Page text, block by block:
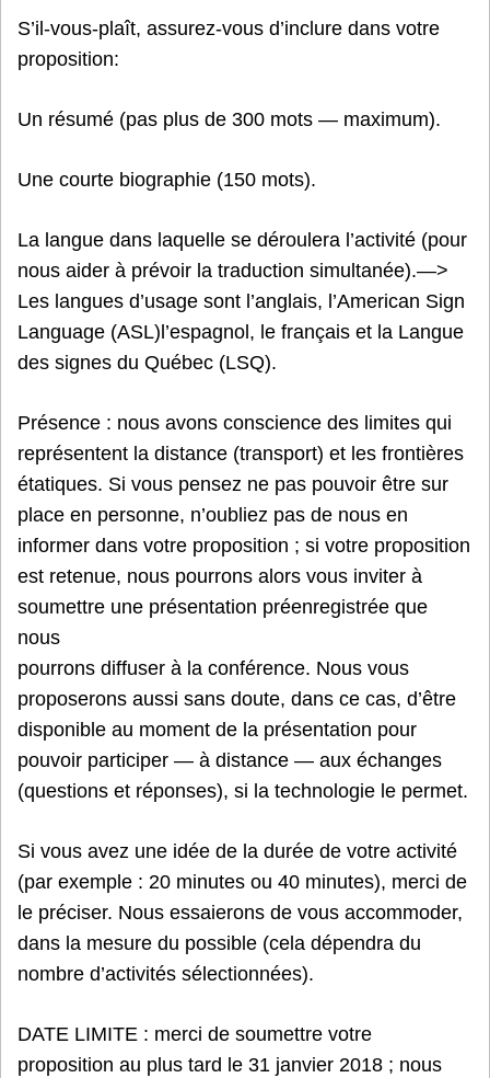
S’il-vous-plaît, assurez-vous d’inclure dans votre
proposition:
Un résumé (pas plus de 300 mots — maximum).
Une courte biographie (150 mots).
La langue dans laquelle se déroulera l’activité (pour
nous aider à prévoir la traduction simultanée).—>
Les langues d’usage sont l’anglais, l’American Sign
Language (ASL)l’espagnol, le français et la Langue
des signes du Québec (LSQ).
Présence : nous avons conscience des limites qui
représentent la distance (transport) et les frontières
étatiques. Si vous pensez ne pas pouvoir être sur
place en personne, n’oubliez pas de nous en
informer dans votre proposition ; si votre proposition
est retenue, nous pourrons alors vous inviter à
soumettre une présentation préenregistrée que
nous
pourrons diffuser à la conférence. Nous vous
proposerons aussi sans doute, dans ce cas, d’être
disponible au moment de la présentation pour
pouvoir participer — à distance — aux échanges
(questions et réponses), si la technologie le permet.
Si vous avez une idée de la durée de votre activité
(par exemple : 20 minutes ou 40 minutes), merci de
le préciser. Nous essaierons de vous accommoder,
dans la mesure du possible (cela dépendra du
nombre d’activités sélectionnées).
DATE LIMITE : merci de soumettre votre
proposition au plus tard le 31 janvier 2018 ; nous